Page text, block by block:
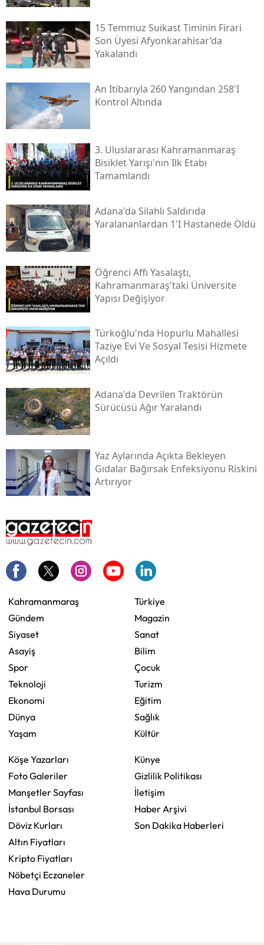
15 Temmuz Suikast Timinin Firari
Son Üyesi Afyonkarahisar’da
Yakalandı
An Itibarıyla 260 Yangından 258'i
Kontrol Altında
3. Uluslararası Kahramanmaraş
Bisiklet Yarışı'nın Ilk Etabı
Tamamlandı
Adana'da Silahlı Saldırıda
Yaralananlardan 1'i Hastanede Öldü
Öğrenci Affı Yasalaştı,
Kahramanmaraş'taki Üniversite
Yapısı Değişiyor
Türkoğlu'nda Hopurlu Mahallesi
Taziye Evi Ve Sosyal Tesisi Hizmete
Açıldı
Adana'da Devrilen Traktörün
Sürücüsü Ağır Yaralandı
Yaz Aylarında Açıkta Bekleyen
Gıdalar Bağırsak Enfeksiyonu Riskini
Artırıyor
Kahramanmaraş
Gündem
Siyaset
Asayiş
Spor
Teknoloji
Ekonomi
Dünya
Yaşam
Türkiye
Magazin
Sanat
Bilim
Çocuk
Turizm
Eğitim
Sağlık
Kültür
Köşe Yazarları
Foto Galeriler
Manşetler Sayfası
İstanbul Borsası
Döviz Kurları
Altın Fiyatları
Kripto Fiyatları
Nöbetçi Eczaneler
Hava Durumu
Künye
Gizlilik Politikası
İletişim
Haber Arşivi
Son Dakika Haberleri